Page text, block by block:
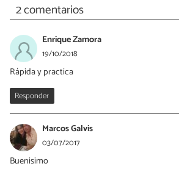
2 comentarios
Enrique Zamora
19/10/2018
Rápida y practica
Responder
Marcos Galvis
03/07/2017
Buenisimo